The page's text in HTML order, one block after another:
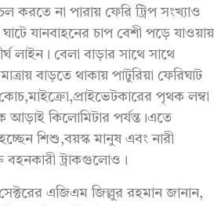
করতে না পারায় ফেরি ট্রিপ সংখ্যাও
যানবাহনের চাপ বেশী পড়ে যাওয়ায়
লাইন। বেলা বাড়ার সাথে সাথে
বাড়তে থাকায় পাটুরিয়া ফেরিঘাট
পৃথক লম্বা
আড়াই কিলোমিটার পর্যন্ত।এতে
শিশু,বয়স্ক মানুষ এবং নারী
বহনকারী ট্রাকগুলোও।
এজিএম জিল্লুর রহমান জানান,